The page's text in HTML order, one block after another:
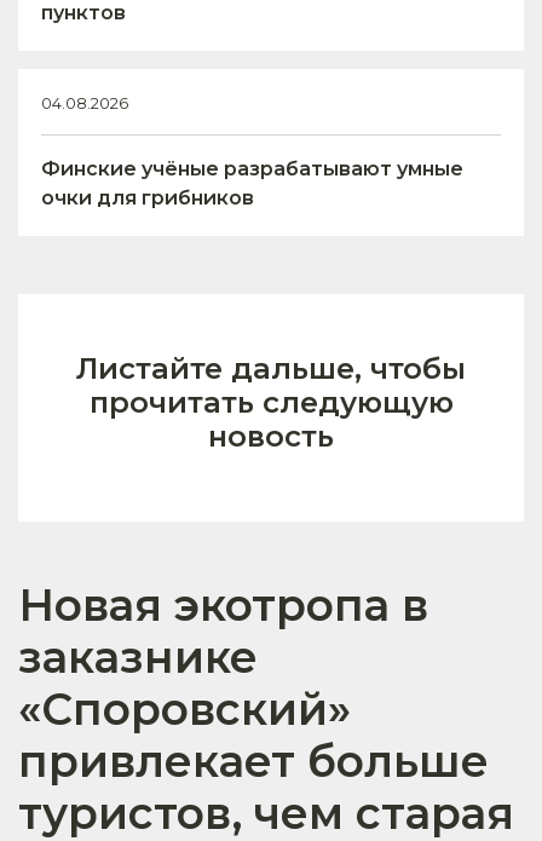
пунктов
04.08.2026
Финские учёные разрабатывают умные
очки для грибников
Листайте дальше, чтобы
прочитать следующую
новость
Новая экотропа в
заказнике
«Споровский»
привлекает больше
туристов, чем старая